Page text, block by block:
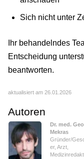
Sich nicht unter
Ihr behandelndes
Entscheidung
beantworten.
aktualisiert am 26.01.2026
Autoren
Dr. med.
Mekras
Gründer/
er, Arzt,